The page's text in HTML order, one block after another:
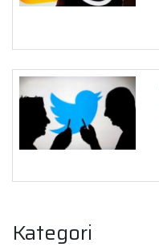
Kategori